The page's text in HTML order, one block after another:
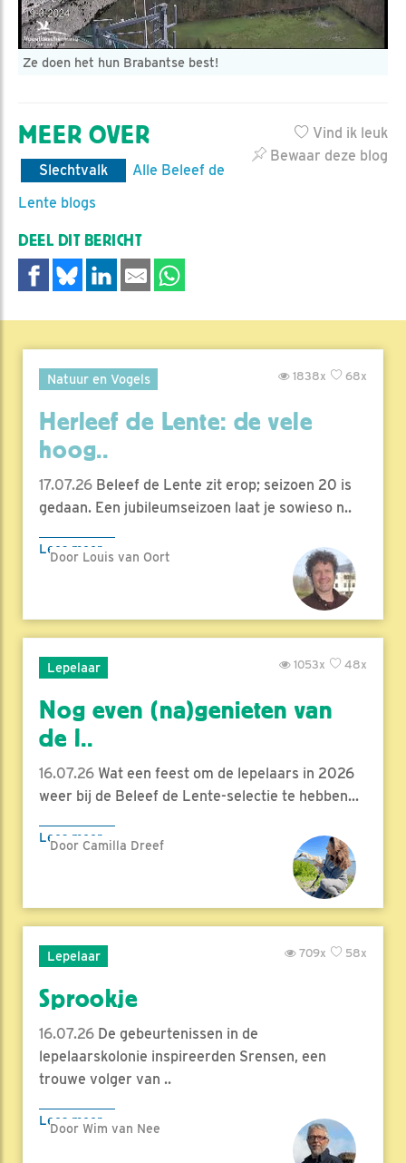
Ze doen het hun Brabantse best!
Vind ik leuk
Bewaar deze blog
MEER OVER
Slechtvalk
Alle Beleef de
Lente blogs
DEEL DIT BERICHT
Natuur en Vogels 68x
1838x
Herleef de Lente: de vele
hoog..
17.07.26 Beleef de Lente zit erop; seizoen 20 is
gedaan. Een jubileumseizoen laat je sowieso n..
Lees meer
Door Louis van Oort
Lepelaar 48x
1053x
Nog even (na)genieten van
de l..
16.07.26 Wat een feest om de lepelaars in 2026
weer bij de Beleef de Lente-selectie te hebben...
Lees meer
Door Camilla Dreef
Lepelaar 58x
709x
Sprookje
16.07.26 De gebeurtenissen in de
lepelaarskolonie inspireerden Srensen, een
trouwe volger van ..
Lees meer
Door Wim van Nee